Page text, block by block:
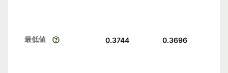
最低値 0.3744 0.3696